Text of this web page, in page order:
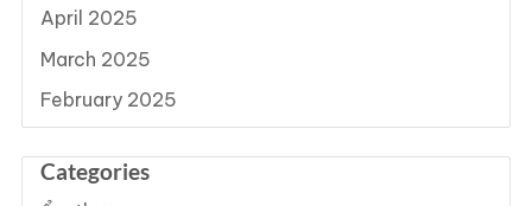
April 2025
March 2025
February 2025
Categories